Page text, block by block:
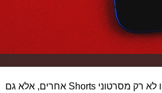
התכונות החדשות כוללות גם את האפשרות לדגום אודיו לא רק מסרטוני Shorts אחרים, אלא גם